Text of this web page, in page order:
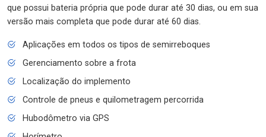
que possui bateria própria que pode durar até 30 dias, ou em sua
versão mais completa que pode durar até 60 dias.
Aplicações em todos os tipos de semirreboques
Gerenciamento sobre a frota
Localização do implemento
Controle de pneus e quilometragem percorrida
Hubodômetro via GPS